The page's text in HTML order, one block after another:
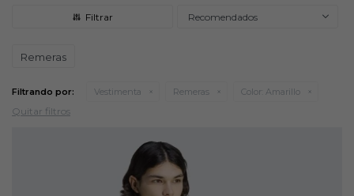
Recomendados
Remeras
Filtrando por: Vestimenta Remeras Color: Amarillo
Quitar filtros